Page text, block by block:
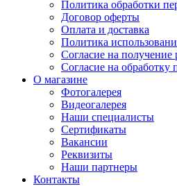
Политика обработки
Договор оферты
Оплата и доставка
Политика
Согласие на
Согласие на
О магазине
Фотогалерея
Видеогалерея
Наши специалисты
Сертификаты
Вакансии
Реквизиты
Наши партнеры
Контакты